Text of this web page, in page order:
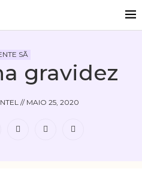
SÃ
gravidez
// MAIO 25, 2020